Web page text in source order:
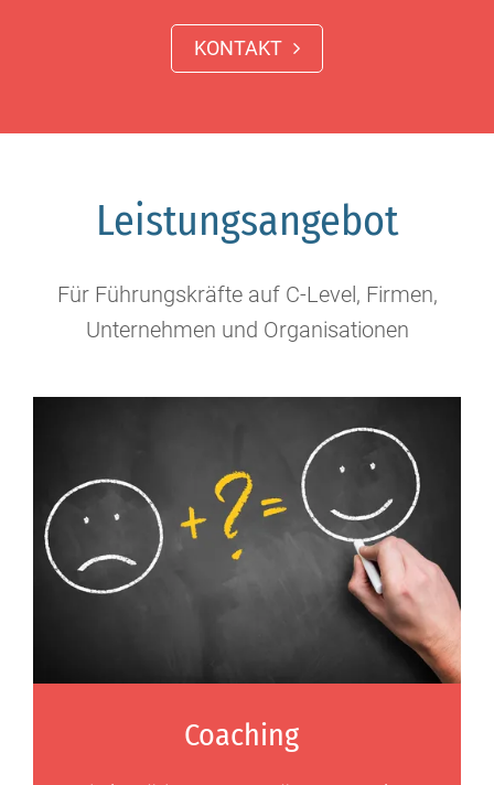
KONTAKT
Leistungsangebot
Für Führungskräfte auf C-Level, Firmen,
Unternehmen und Organisationen
Coaching